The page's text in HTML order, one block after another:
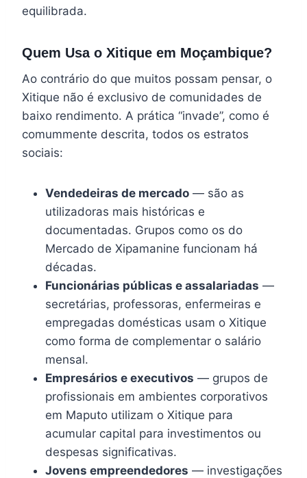
equilibrada.
Quem Usa o Xitique em Moçambique?
Ao contrário do que muitos possam pensar, o
Xitique não é exclusivo de comunidades de
baixo rendimento. A prática “invade”, como é
comummente descrita, todos os estratos
sociais:
Vendedeiras de mercado — são as
utilizadoras mais históricas e
documentadas. Grupos como os do
Mercado de Xipamanine funcionam há
décadas.
Funcionárias públicas e assalariadas —
secretárias, professoras, enfermeiras e
empregadas domésticas usam o Xitique
como forma de complementar o salário
mensal.
Empresários e executivos — grupos de
profissionais em ambientes corporativos
em Maputo utilizam o Xitique para
acumular capital para investimentos ou
despesas significativas.
Jovens empreendedores — investigações